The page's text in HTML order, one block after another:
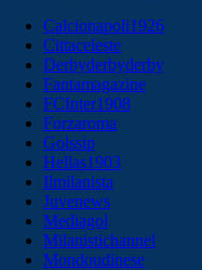
Calcionapoli1926
Cittaceleste
Derbyderbyderby
Fantamagazine
FCInter1908
Forzaroma
Golssip
Hellas1903
Ilmilanista
Juvenews
Mediagol
Milanistichannel
Mondoudinese